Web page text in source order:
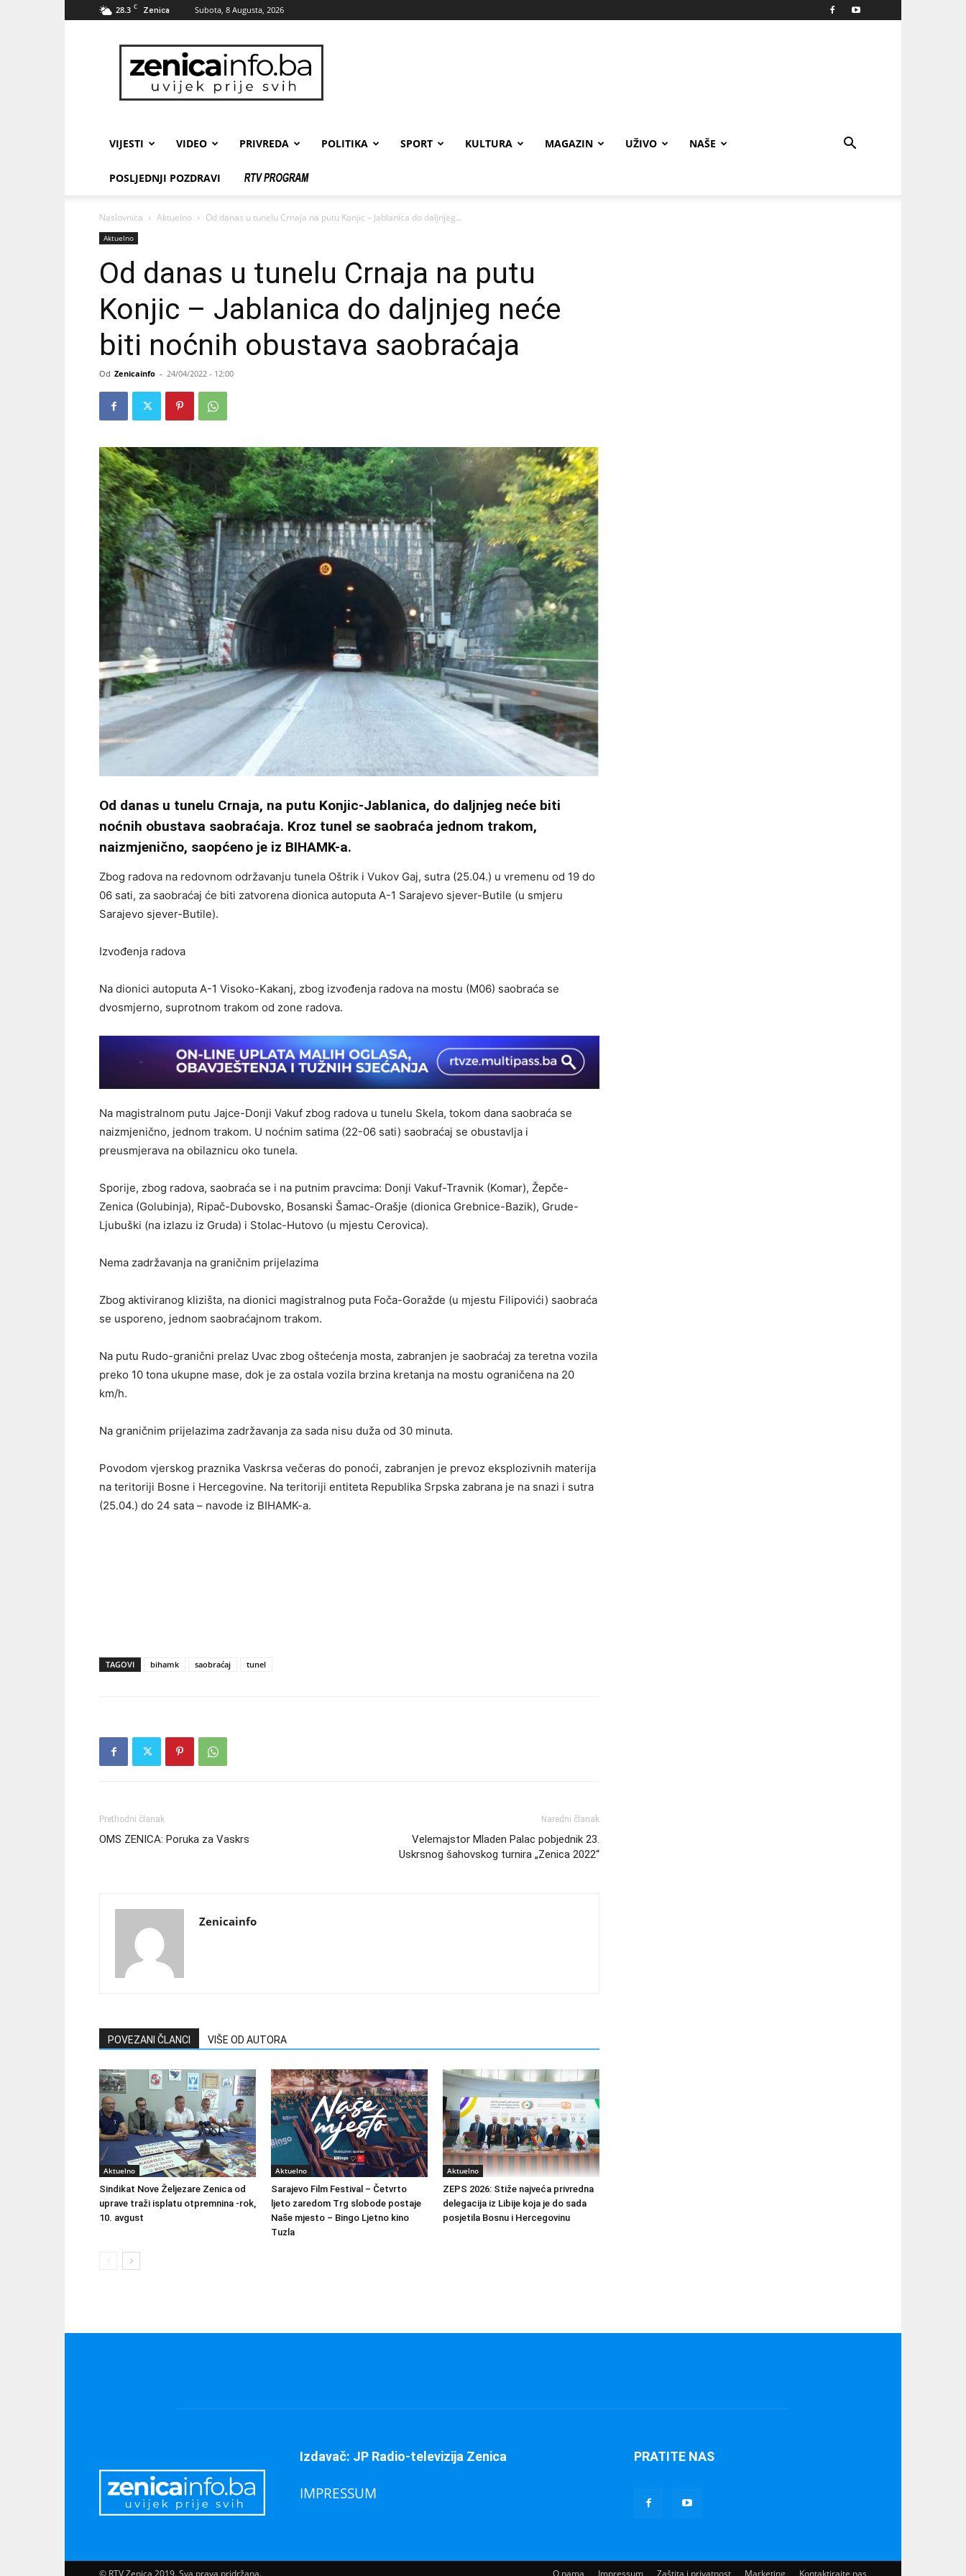
28.3 C Zenica Subota, 8 Augusta, 2026
zenicainfo.ba
VIJESTI VIDEO PRIVREDA POLITIKA SPORT KULTURA MAGAZIN UŽIVO NAŠE
POSLJEDNJI POZDRAVI
Naslovnica Aktuelno Od danas u tunelu Crnaja na putu Konjic – Jablanica do daljnjeg...
Aktuelno
Od danas u tunelu Crnaja na putu
Konjic – Jablanica do daljnjeg neće
biti noćnih obustava saobraćaja
Od Zenicainfo - 24/04/2022 - 12:00
Od danas u tunelu Crnaja, na putu Konjic-Jablanica, do daljnjeg neće biti
noćnih obustava saobraćaja. Kroz tunel se saobraća jednom trakom,
naizmjenično, saopćeno je iz BIHAMK-a.
Zbog radova na redovnom održavanju tunela Oštrik i Vukov Gaj, sutra (25.04.) u vremenu od 19 do
06 sati, za saobraćaj će biti zatvorena dionica autoputa A-1 Sarajevo sjever-Butile (u smjeru
Sarajevo sjever-Butile).
Izvođenja radova
Na dionici autoputa A-1 Visoko-Kakanj, zbog izvođenja radova na mostu (M06) saobraća se
dvosmjerno, suprotnom trakom od zone radova.
Na magistralnom putu Jajce-Donji Vakuf zbog radova u tunelu Skela, tokom dana saobraća se
naizmjenično, jednom trakom. U noćnim satima (22-06 sati) saobraćaj se obustavlja i
preusmjerava na obilaznicu oko tunela.
Sporije, zbog radova, saobraća se i na putnim pravcima: Donji Vakuf-Travnik (Komar), Žepče-
Zenica (Golubinja), Ripač-Dubovsko, Bosanski Šamac-Orašje (dionica Grebnice-Bazik), Grude-
Ljubuški (na izlazu iz Gruda) i Stolac-Hutovo (u mjestu Cerovica).
Nema zadržavanja na graničnim prijelazima
Zbog aktiviranog klizišta, na dionici magistralnog puta Foča-Goražde (u mjestu Filipovići) saobraća
se usporeno, jednom saobraćajnom trakom.
Na putu Rudo-granični prelaz Uvac zbog oštećenja mosta, zabranjen je saobraćaj za teretna vozila
preko 10 tona ukupne mase, dok je za ostala vozila brzina kretanja na mostu ograničena na 20
km/h.
Na graničnim prijelazima zadržavanja za sada nisu duža od 30 minuta.
Povodom vjerskog praznika Vaskrsa večeras do ponoći, zabranjen je prevoz eksplozivnih materija
na teritoriji Bosne i Hercegovine. Na teritoriji entiteta Republika Srpska zabrana je na snazi i sutra
(25.04.) do 24 sata – navode iz BIHAMK-a.
TAGOVI bihamk saobraćaj tunel
Prethodni članak
OMS ZENICA: Poruka za Vaskrs
Naredni članak
Velemajstor Mladen Palac pobjednik 23.
Uskrsnog šahovskog turnira „Zenica 2022“
Zenicainfo
POVEZANI ČLANCI VIŠE OD AUTORA
Aktuelno
Sindikat Nove Željezare Zenica od
uprave traži isplatu otpremnina -rok,
10. avgust
Aktuelno
Sarajevo Film Festival – Četvrto
ljeto zaredom Trg slobode postaje
Naše mjesto – Bingo Ljetno kino
Tuzla
Aktuelno
ZEPS 2026: Stiže najveća privredna
delegacija iz Libije koja je do sada
posjetila Bosnu i Hercegovinu
Izdavač: JP Radio-televizija Zenica
IMPRESSUM
PRATITE NAS